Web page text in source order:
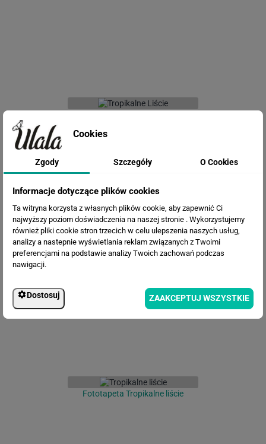
Fototapeta Tropikalne liście i ptaki
Fototapeta Tropikalne liście
Cookies
Zgody Szczegóły O Cookies
Informacje dotyczące plików cookies
Ta witryna korzysta z własnych plików cookie, aby zapewnić Ci
najwyższy poziom doświadczenia na naszej stronie . Wykorzystujemy
również pliki cookie stron trzecich w celu ulepszenia naszych usług,
analizy a nastepnie wyświetlania reklam związanych z Twoimi
preferencjami na podstawie analizy Twoich zachowań podczas
nawigacji.
Dostosuj ZAAKCEPTUJ WSZYSTKIE